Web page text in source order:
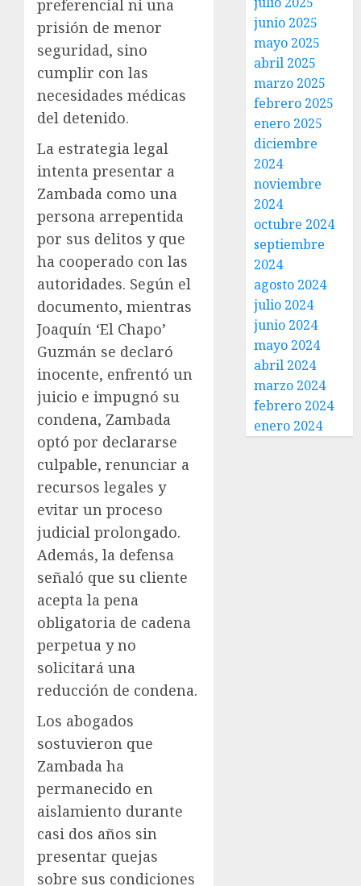
preferencial ni una
prisión de menor
seguridad, sino
cumplir con las
necesidades médicas
del detenido.
La estrategia legal
intenta presentar a
Zambada como una
persona arrepentida
por sus delitos y que
ha cooperado con las
autoridades. Según el
documento, mientras
Joaquín ‘El Chapo’
Guzmán se declaró
inocente, enfrentó un
juicio e impugnó su
condena, Zambada
optó por declararse
culpable, renunciar a
recursos legales y
evitar un proceso
judicial prolongado.
Además, la defensa
señaló que su cliente
acepta la pena
obligatoria de cadena
perpetua y no
solicitará una
reducción de condena.
Los abogados
sostuvieron que
Zambada ha
permanecido en
aislamiento durante
casi dos años sin
presentar quejas
sobre sus condiciones
junio 2025
mayo 2025
abril 2025
marzo 2025
febrero 2025
enero 2025
diciembre
2024
noviembre
2024
octubre 2024
septiembre
2024
agosto 2024
julio 2024
junio 2024
mayo 2024
abril 2024
marzo 2024
febrero 2024
enero 2024